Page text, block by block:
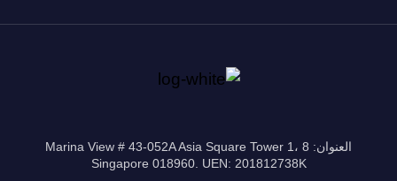
العنوان: 8 Marina View # 43-052A Asia Square Tower 1،
Singapore 018960. UEN: 201812738K